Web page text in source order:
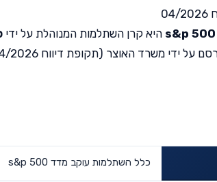
היא קרן השתלמות המנוהלת על ידי
ידי משרד האוצר (תקופת דיווח 04/2026).
כלל השתלמות עוקב מדד s&p 500